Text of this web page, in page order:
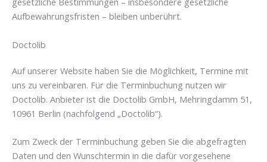
Aufbewahrungsfristen – bleiben unberührt.
Doctolib
Auf unserer Website haben Sie die Möglichkeit, Termine mit
uns zu vereinbaren. Für die Terminbuchung nutzen wir
Doctolib. Anbieter ist die Doctolib GmbH, Mehringdamm 51,
10961 Berlin (nachfolgend „Doctolib“).
Zum Zweck der Terminbuchung geben Sie die abgefragten
Daten und den Wunschtermin in die dafür vorgesehene